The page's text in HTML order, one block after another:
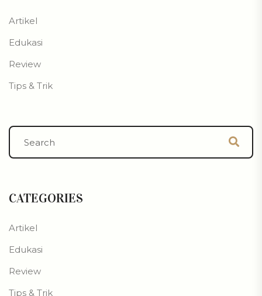
Artikel
Edukasi
Review
Tips & Trik
CATEGORIES
Artikel
Edukasi
Review
Tips & Trik